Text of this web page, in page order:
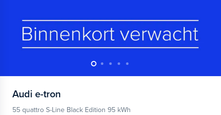
Audi e-tron
55 quattro S-Line Black Edition 95 kWh